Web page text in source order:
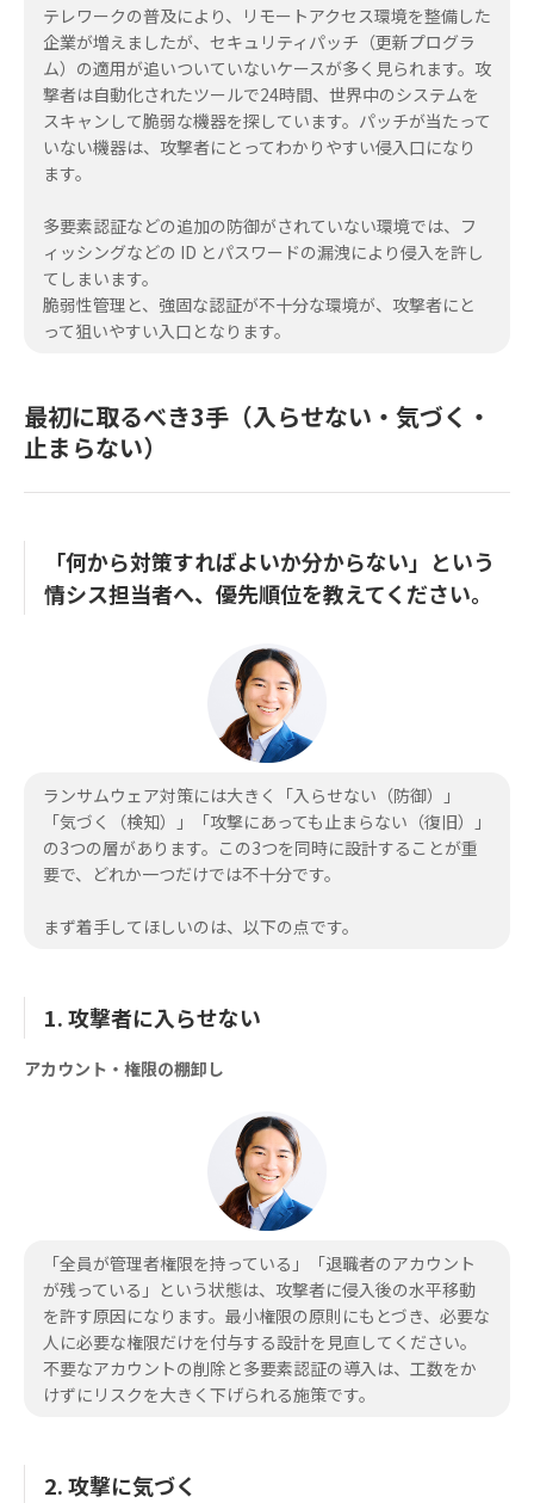
テレワークの普及により、リモートアクセス環境を整備した
企業が増えましたが、セキュリティパッチ（更新プログラ
ム）の適用が追いついていないケースが多く見られます。攻
撃者は自動化されたツールで24時間、世界中のシステムを
スキャンして脆弱な機器を探しています。パッチが当たって
いない機器は、攻撃者にとってわかりやすい侵入口になり
ます。
多要素認証などの追加の防御がされていない環境では、フ
ィッシングなどの ID とパスワードの漏洩により侵入を許し
てしまいます。
脆弱性管理と、強固な認証が不十分な環境が、攻撃者にと
って狙いやすい入口となります。
最初に取るべき3手（入らせない・気づく・
止まらない）
「何から対策すればよいか分からない」という
情シス担当者へ、優先順位を教えてください。
ランサムウェア対策には大きく「入らせない（防御）」
「気づく（検知）」「攻撃にあっても止まらない（復旧）」
の3つの層があります。この3つを同時に設計することが重
要で、どれか一つだけでは不十分です。
まず着手してほしいのは、以下の点です。
1. 攻撃者に入らせない
アカウント・権限の棚卸し
「全員が管理者権限を持っている」「退職者のアカウント
が残っている」という状態は、攻撃者に侵入後の水平移動
を許す原因になります。最小権限の原則にもとづき、必要な
人に必要な権限だけを付与する設計を見直してください。
不要なアカウントの削除と多要素認証の導入は、工数をか
けずにリスクを大きく下げられる施策です。
2. 攻撃に気づく